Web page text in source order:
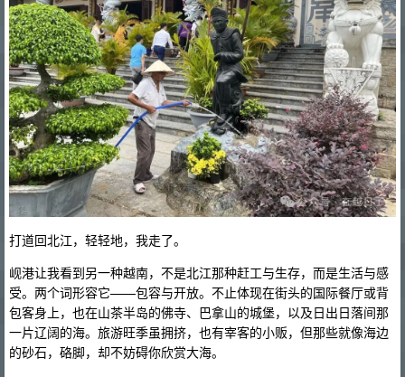
打道回北江，轻轻地，我走了。
岘港让我看到另一种越南，不是北江那种赶工与生存，而是生活与感
受。两个词形容它——包容与开放。不止体现在街头的国际餐厅或背
包客身上，也在山茶半岛的佛寺、巴拿山的城堡，以及日出日落间那
一片辽阔的海。旅游旺季虽拥挤，也有宰客的小贩，但那些就像海边
的砂石，硌脚，却不妨碍你欣赏大海。